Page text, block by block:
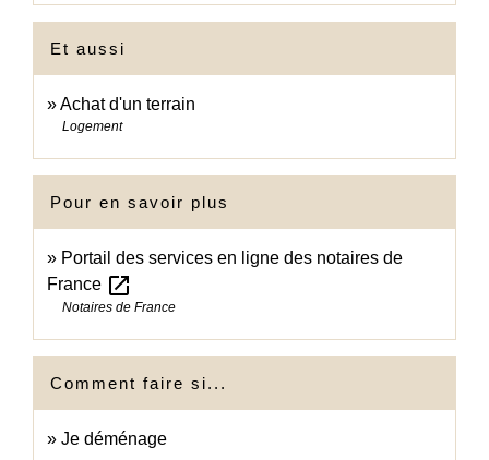
Et aussi
Achat d'un terrain
Logement
Pour en savoir plus
Portail des services en ligne des notaires de
France open_in_new
Notaires de France
Comment faire si...
Je déménage